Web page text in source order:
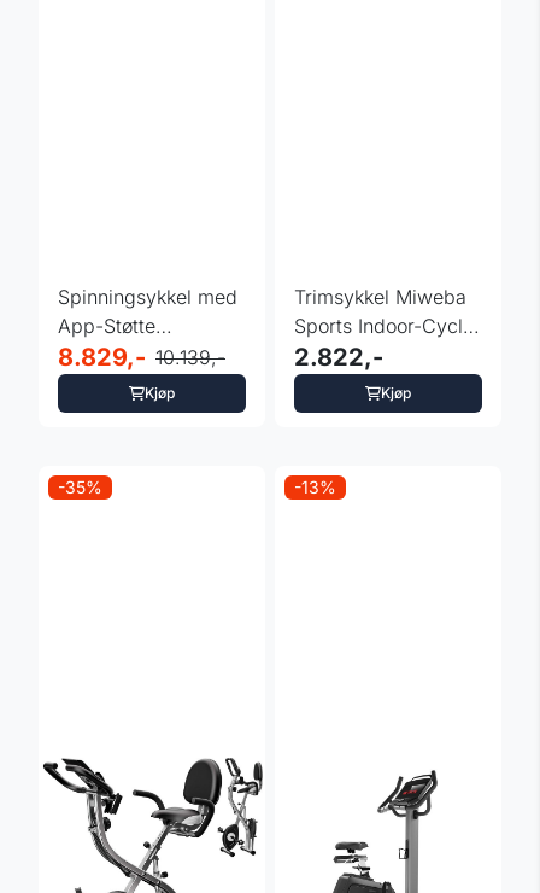
Spinningsykkel med
App-Støtte
inSPORTline
ZenRoute 250
8.829,- 10.139,-
Kjøp
Trimsykkel Miweba
Sports Indoor-Cycle
MX100 PRO
2.822,-
Kjøp
-35% -13%